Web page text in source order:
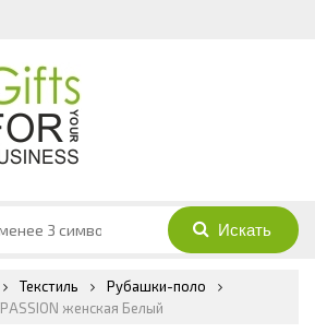
Текстиль
Рубашки-поло
женская Белый